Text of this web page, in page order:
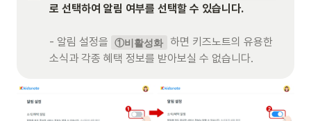
로 선택하여 알림 여부를 선택할 수 있습니다.
- 알림 설정을 ①비활성화
하면 키즈노트의 유용한
소식과 각종 혜택 정보를 받아보실 수 없습니다.